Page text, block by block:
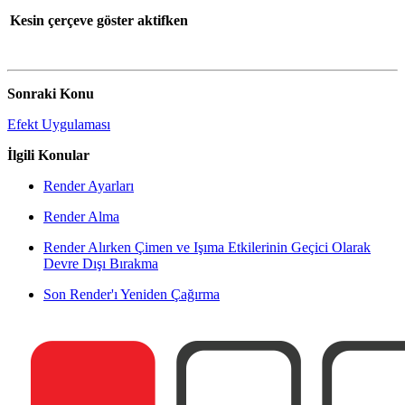
Kesin çerçeve göster aktifken
Sonraki Konu
Efekt Uygulaması
İlgili Konular
Render Ayarları
Render Alma
Render Alırken Çimen ve Işıma Etkilerinin Geçici Olarak
Devre Dışı Bırakma
Son Render'ı Yeniden Çağırma